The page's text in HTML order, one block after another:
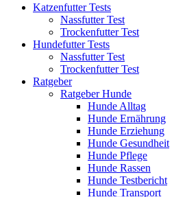
Katzenfutter Tests
Nassfutter Test
Trockenfutter Test
Hundefutter Tests
Nassfutter Test
Trockenfutter Test
Ratgeber
Ratgeber Hunde
Hunde Alltag
Hunde Ernährung
Hunde Erziehung
Hunde Gesundheit
Hunde Pflege
Hunde Rassen
Hunde Testbericht
Hunde Transport